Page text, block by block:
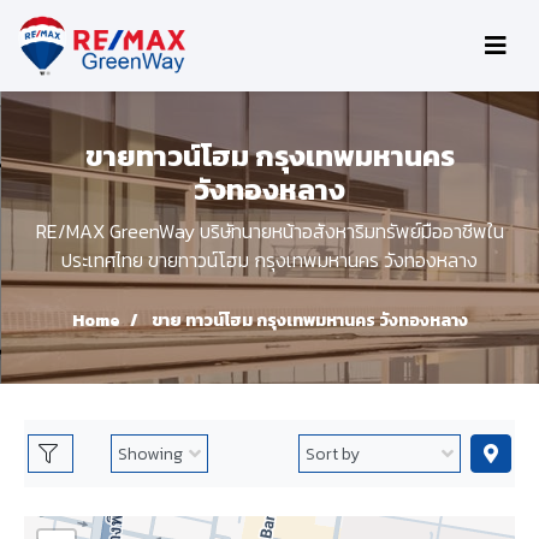
ขายทาวน์โฮม กรุงเทพมหานคร
วังทองหลาง
RE/MAX GreenWay บริษัทนายหน้าอสังหาริมทรัพย์มืออาชีพใน
ประเทศไทย ขายทาวน์โฮม กรุงเทพมหานคร วังทองหลาง
Home ขาย ทาวน์โฮม กรุงเทพมหานคร วังทองหลาง